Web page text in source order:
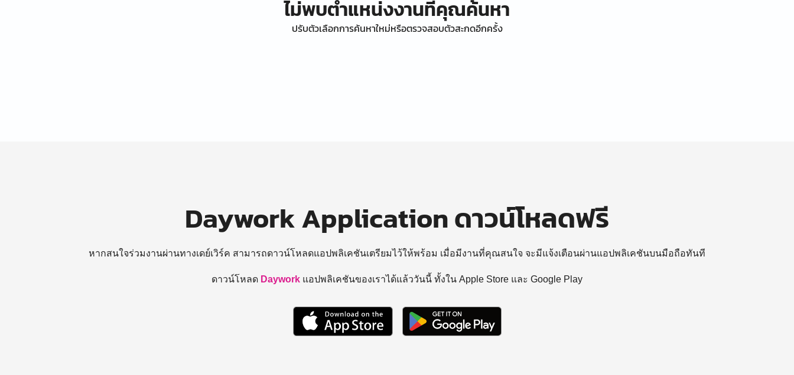
ไม่พบตำแหน่งงานที่คุณค้นหา
ปรับตัวเลือกการค้นหาใหม่หรือตรวจสอบตัวสะกดอีกครั้ง
Daywork Application ดาวน์โหลดฟรี
หากสนใจร่วมงานผ่านทางเดย์เวิร์ค สามารถดาวน์โหลดแอปพลิเคชันเตรียมไว้ให้พร้อม เมื่อมีงานที่คุณสนใจ จะมีแจ้งเตือนผ่านแอปพลิเคชันบนมือถือทันที
ดาวน์โหลด Daywork แอปพลิเคชันของเราได้แล้ววันนี้ ทั้งใน Apple Store และ Google Play